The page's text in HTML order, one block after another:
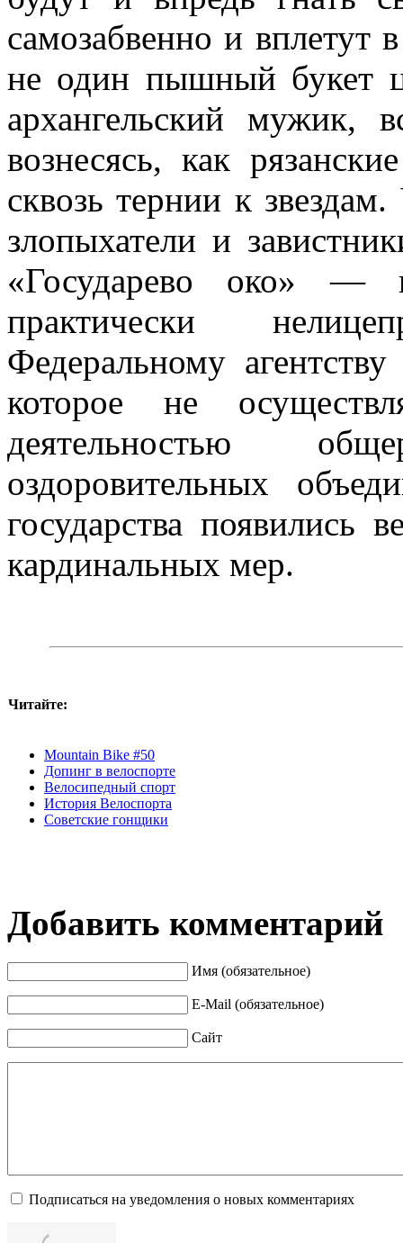
самозабвенно и
не один пышный букет
архангельский мужик,
вознесясь, как
сквозь тернии к
злопыхатели и
«Государево око» —
практически
Федеральному
которое не
деятельностью
оздоровительных
государства появились
кардинальных мер.
Читайте:
Mountain Bike #50
Допинг в велоспорте
Велосипедный спорт
История Велоспорта
Советские гонщики
Добавить комментарий
Имя (обязательное)
E-Mail (обязательное)
Сайт
Подписаться на уведомления о новых комментариях